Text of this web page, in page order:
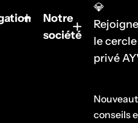
Notre
société
💎
le cercle
privé
conseils